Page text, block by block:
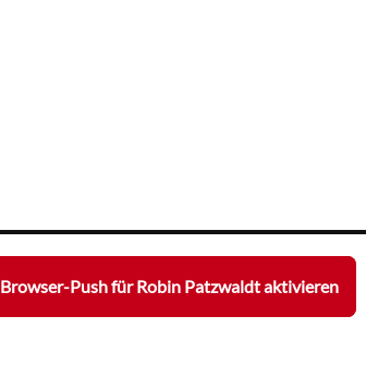
Browser-Push für Robin Patzwaldt aktivieren